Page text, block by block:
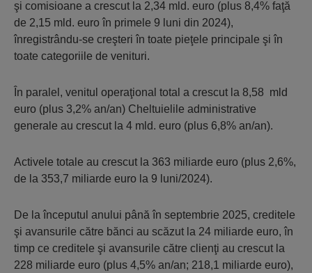
şi comisioane a crescut la 2,34 mld. euro (plus 8,4% faţă
de 2,15 mld. euro în primele 9 luni din 2024),
înregistrându-se creşteri în toate pieţele principale şi în
toate categoriile de venituri.
În paralel, venitul operaţional total a crescut la 8,58 mld
euro (plus 3,2% an/an) Cheltuielile administrative
generale au crescut la 4 mld. euro (plus 6,8% an/an).
Activele totale au crescut la 363 miliarde euro (plus 2,6%,
de la 353,7 miliarde euro la 9 luni/2024).
De la începutul anului până în septembrie 2025, creditele
şi avansurile către bănci au scăzut la 24 miliarde euro, în
timp ce creditele şi avansurile către clienţi au crescut la
228 miliarde euro (plus 4,5% an/an; 218,1 miliarde euro),